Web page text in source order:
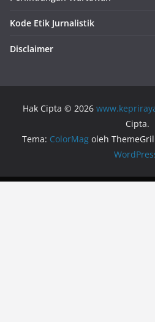
Kode Etik Jurnalistik
Disclaimer
Hak Cipta © 2026
Cipta.
Tema: ColorMag oleh